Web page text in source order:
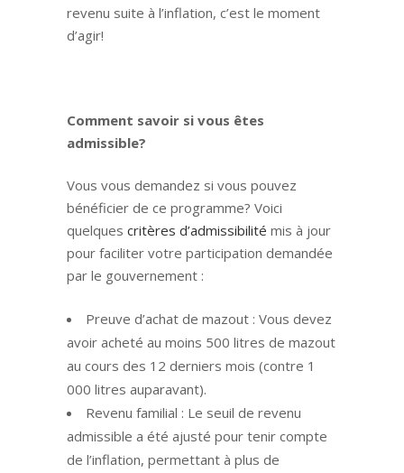
revenu suite à l’inflation, c’est le moment
d’agir!
Comment savoir si vous êtes
admissible?
Vous vous demandez si vous pouvez
bénéficier de ce programme? Voici
quelques critères d’admissibilité mis à jour
pour faciliter votre participation demandée
par le gouvernement :
Preuve d’achat de mazout : Vous devez
avoir acheté au moins 500 litres de mazout
au cours des 12 derniers mois (contre 1
000 litres auparavant).
Revenu familial : Le seuil de revenu
admissible a été ajusté pour tenir compte
de l’inflation, permettant à plus de